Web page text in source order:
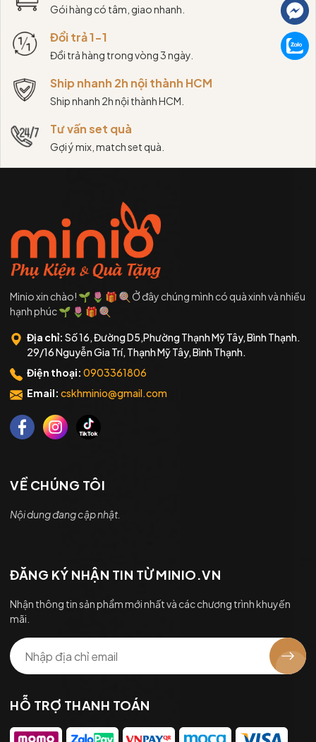
Gói hàng có tâm, giao nhanh.
Đổi trả 1-1
Đổi trả hàng trong vòng 3 ngày.
Ship nhanh 2h nội thành HCM
Ship nhanh 2h nội thành HCM.
Tư vấn set quà
Gợi ý mix, match set quà.
Minio xin chào! 🌱 🌷 🎁 🍭 Ở đây chúng mình có quà xinh và nhiều
hạnh phúc 🌱 🌷 🎁 🍭
Địa chỉ: Số 16, Đường D5,Phường Thạnh Mỹ Tây, Bình Thạnh.
29/16 Nguyễn Gia Trí, Thạnh Mỹ Tây, Bình Thạnh.
Điện thoại: 0903361806
Email: cskhminio@gmail.com
VỀ CHÚNG TÔI
Nội dung đang cập nhật.
ĐĂNG KÝ NHẬN TIN TỪ MINIO.VN
Nhận thông tin sản phẩm mới nhất và các chương trình khuyến
mãi.
HỖ TRỢ THANH TOÁN